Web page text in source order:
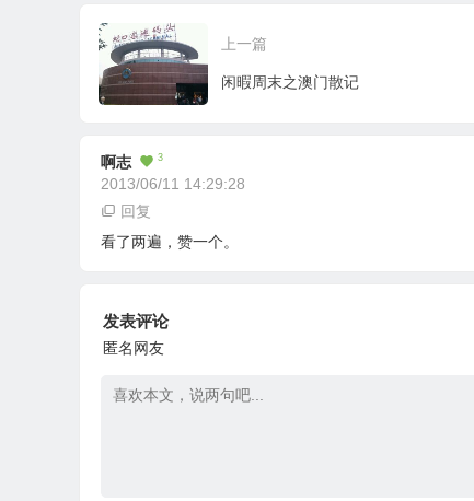
上一篇
闲暇周末之澳门散记
啊志 3
2013/06/11 14:29:28
回复
看了两遍，赞一个。
发表评论
匿名网友